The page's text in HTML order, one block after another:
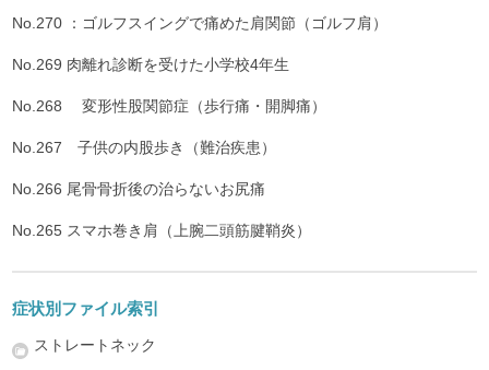
No.270 ：ゴルフスイングで痛めた肩関節（ゴルフ肩）
No.269 肉離れ診断を受けた小学校4年生
No.268 変形性股関節症（歩行痛・開脚痛）
No.267 子供の内股歩き（難治疾患）
No.266 尾骨骨折後の治らないお尻痛
No.265 スマホ巻き肩（上腕二頭筋腱鞘炎）
症状別ファイル索引
ストレートネック